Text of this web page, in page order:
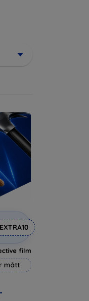
EXTRA10
film
mått